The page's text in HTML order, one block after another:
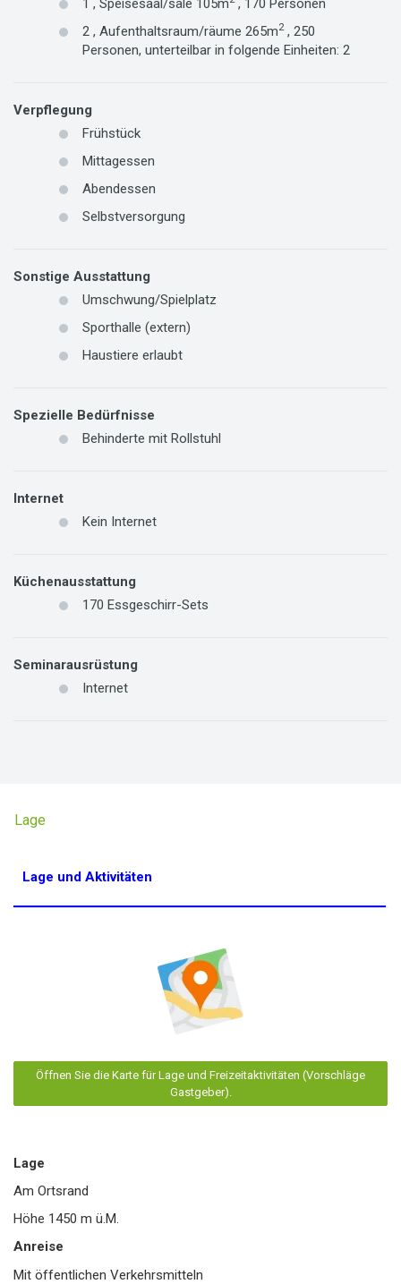
2 , Aufenthaltsraum/räume 265m2 , 250
Personen, unterteilbar in folgende Einheiten: 2
Verpflegung
Frühstück
Mittagessen
Abendessen
Selbstversorgung
Sonstige Ausstattung
Umschwung/Spielplatz
Sporthalle (extern)
Haustiere erlaubt
Spezielle Bedürfnisse
Behinderte mit Rollstuhl
Internet
Kein Internet
Küchenausstattung
170 Essgeschirr-Sets
Seminarausrüstung
Internet
Lage
Lage und Aktivitäten
Öffnen Sie die Karte für Lage und Freizeitaktivitäten (Vorschläge
Gastgeber).
Lage
Am Ortsrand
Höhe 1450 m ü.M.
Anreise
Mit öffentlichen Verkehrsmitteln